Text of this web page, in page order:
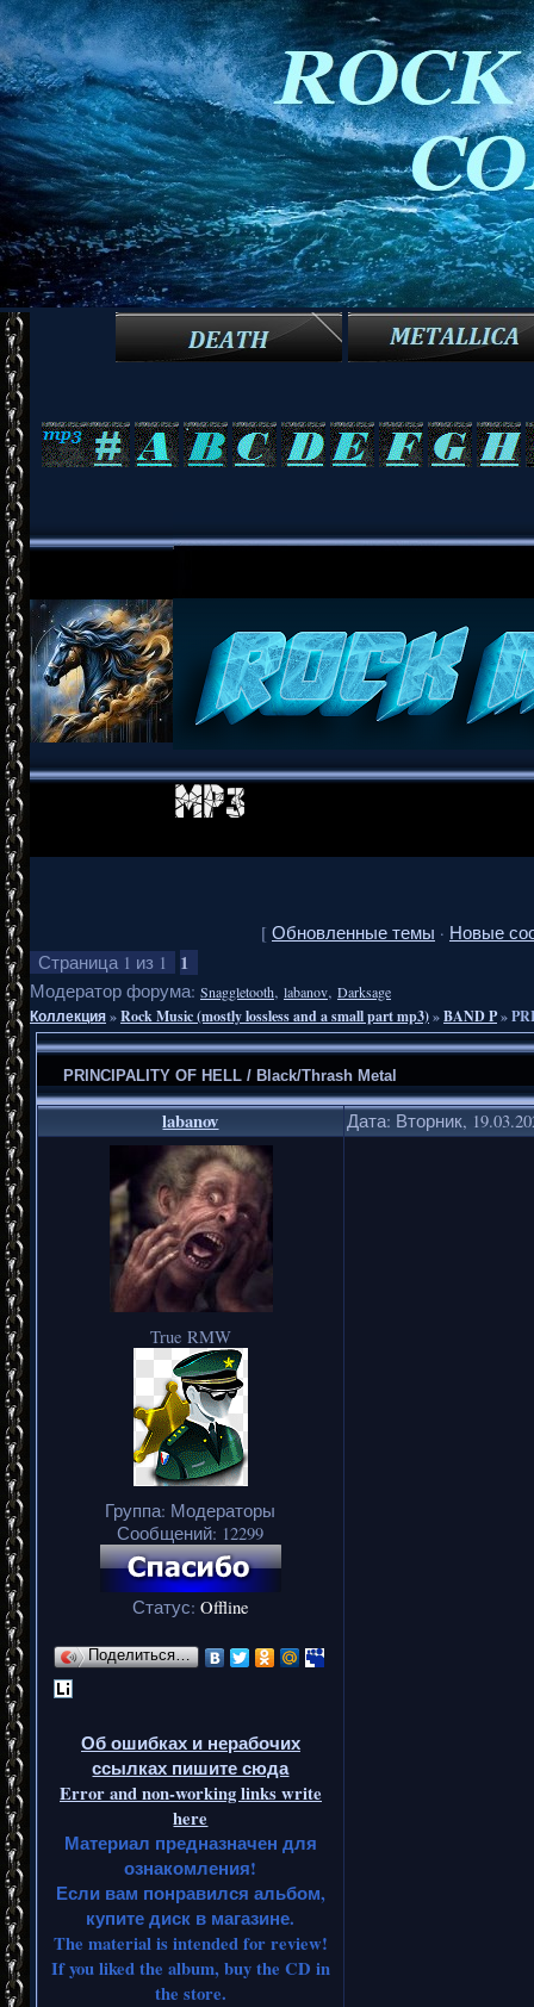
[ Обновленные темы · Новые
Страница 1 из 1 1
Модератор форума: Snaggletooth, labanov, Darksage
Коллекция»Rock Music (mostly lossless and a small part mp3)»BAND P»
PRINCIPALITY OF HELL / Black/Thrash Metal
labanov Дата: Вторник,
True RMW
Группа: Модераторы
Сообщений: 12299
Статус: Offline
Поделиться…
Об ошибках и нерабочих
ссылках пишите сюда
Error and non-working links write
here
Материал предназначен для
ознакомления!
Если вам понравился альбом,
купите диск в магазине.
The material is intended for review!
If you liked the album, buy the CD in
the store.